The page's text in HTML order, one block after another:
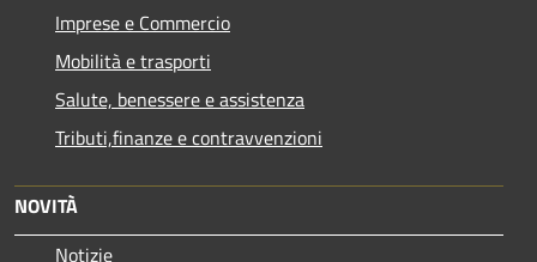
Imprese e Commercio
Mobilità e trasporti
Salute, benessere e assistenza
Tributi,finanze e contravvenzioni
NOVITÀ
Notizie